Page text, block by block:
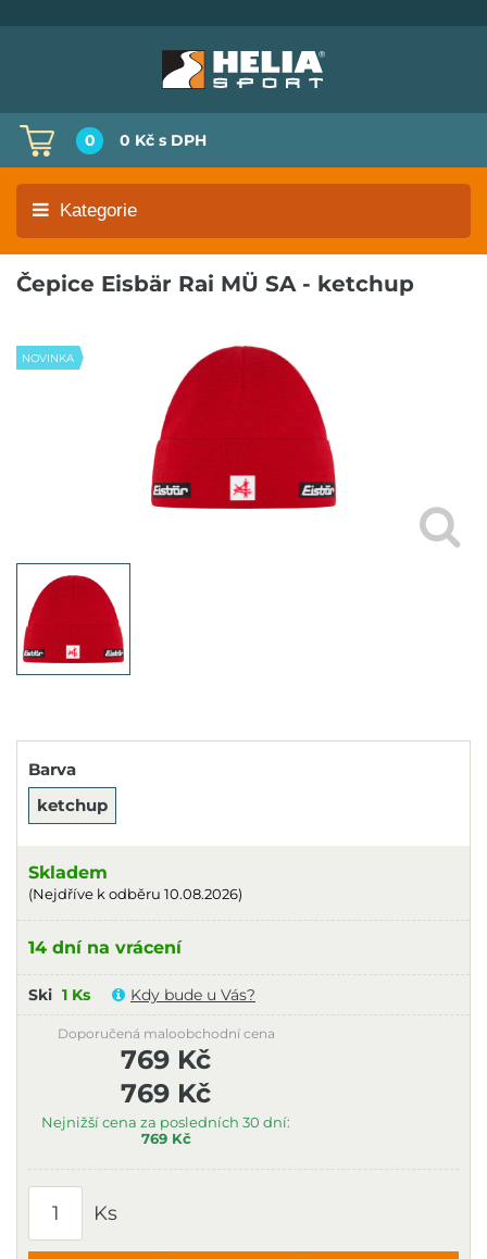
0 0 Kč s DPH
Kategorie
Čepice Eisbär Rai MÜ SA - ketchup
NOVINKA
Barva
ketchup
Skladem
(Nejdříve k odběru 10.08.2026)
14 dní na vrácení
Ski 1 Ks Kdy bude u Vás?
769 Kč
Nejnižší cena za posledních 30 dní:
769 Kč
Doporučená maloobchodní cena
769 Kč
Ks